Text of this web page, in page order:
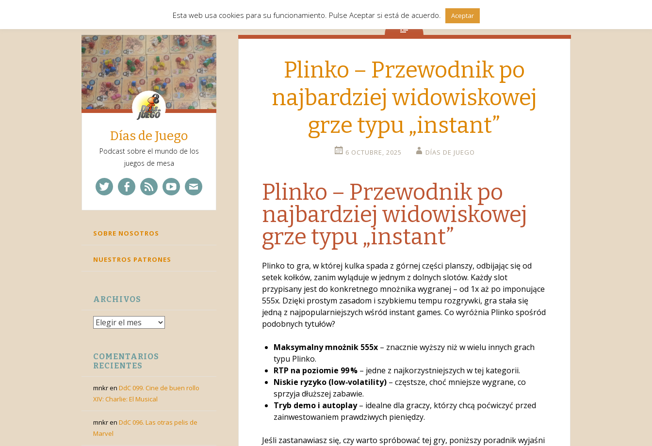
Días de Juego
Podcast sobre el mundo de los
juegos de mesa
SKIP
SOBRE NOSOTROS
NUESTROS PATRONES
ARCHIVOS
Archivos
COMENTARIOS
RECIENTES
mnkren DdC 099. Cine de buen rollo
XIV: Charlie: El Musical
mnkren DdC 096. Las otras pelis de
Marvel
Plinko – Przewodnik po
najbardziej widowiskowej
grze typu „instant”
6 OCTUBRE, 2025 DÍAS DE JUEGO
Plinko – Przewodnik po
najbardziej widowiskowej
grze typu „instant”
Plinko to gra, w której kulka spada z górnej części planszy, odbijając się od
setek kołków, zanim wyląduje w jednym z dolnych slotów. Każdy slot
przypisany jest do konkretnego mnożnika wygranej – od 1x aż po imponujące
555x. Dzięki prostym zasadom i szybkiemu tempu rozgrywki, gra stała się
jedną z najpopularniejszych wśród instant games. Co wyróżnia Plinko spośród
podobnych tytułów?
Maksymalny mnożnik 555x– znacznie wyższy niż w wielu innych grach
typu Plinko.
RTP na poziomie 99 %– jedne z najkorzystniejszych w tej kategorii.
Niskie ryzyko (low‑volatility)– częstsze, choć mniejsze wygrane, co
sprzyja dłuższej zabawie.
Tryb demo i autoplay– idealne dla graczy, którzy chcą poćwiczyć przed
zainwestowaniem prawdziwych pieniędzy.
Jeśli zastanawiasz się, czy warto spróbować tej gry, poniższy poradnik wyjaśni
Esta web usa cookies para su funcionamiento. Pulse Aceptar si está de acuerdo. Aceptar